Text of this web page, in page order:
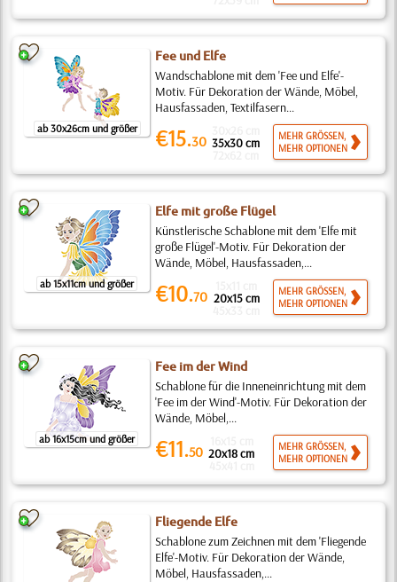
ab 30x26cm und größer
Fee und Elfe
Wandschablone mit dem 'Fee und Elfe'-
Motiv. Für Dekoration der Wände, Möbel,
Hausfassaden, Textilfasern...
€15.30 35x30 cm
MEHR GRÖSSEN,
MEHR OPTIONEN
ab 15x11cm und größer
Elfe mit große Flügel
Künstlerische Schablone mit dem 'Elfe mit
große Flügel'-Motiv. Für Dekoration der
Wände, Möbel, Hausfassaden,...
€10.70 20x15 cm
MEHR GRÖSSEN,
MEHR OPTIONEN
ab 16x15cm und größer
Fee im der Wind
Schablone für die Inneneinrichtung mit dem
'Fee im der Wind'-Motiv. Für Dekoration der
Wände, Möbel,...
€11.50 20x18 cm
MEHR GRÖSSEN,
MEHR OPTIONEN
Fliegende Elfe
Schablone zum Zeichnen mit dem 'Fliegende
Elfe'-Motiv. Für Dekoration der Wände,
Möbel, Hausfassaden,...